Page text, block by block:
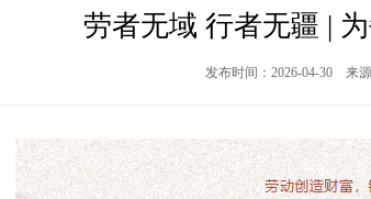
劳者无域 行者无疆 |
发布时间：2026-04-30 来